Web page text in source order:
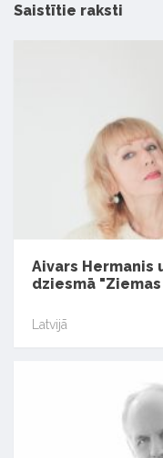
Saistītie raksti
Aivars Hermanis
dziesmā
Latvijā